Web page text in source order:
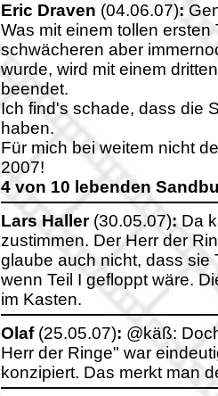
Eric Draven (04.06.07):
Was mit einem tollen
schwächeren aber
wurde, wird mit einem
beendet.
Ich find's schade, dass die
haben.
Für mich bei weitem nicht
2007!
4 von 10 lebenden
Lars Haller(30.05.07): Da
zustimmen. Der Herr der
glaube auch nicht, dass sie
wenn Teil I gefloppt wäre.
im Kasten.
Olaf(25.05.07): @käß:
Herr der Ringe" war
konzipiert. Das merkt man